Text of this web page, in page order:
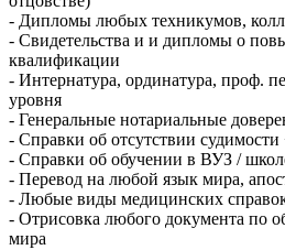
- Дипломы любых техникумов,
- Свидетельства и и дипломы о
квалификации
- Интернатура, ординатура, проф.
уровня
- Генеральные нотариальные
- Справки об отсутствии судимости
- Справки об обучении в ВУЗ /
- Перевод на любой язык мира,
- Любые виды медицинских
- Отрисовка любого документа по
мира